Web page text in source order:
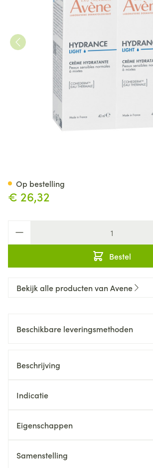
€ 26,32
Bestel
Op bestelling
Bekijk alle producten van Avene
Beschikbare leveringsmethoden
Beschrijving
Indicatie
Eigenschappen
Samenstelling